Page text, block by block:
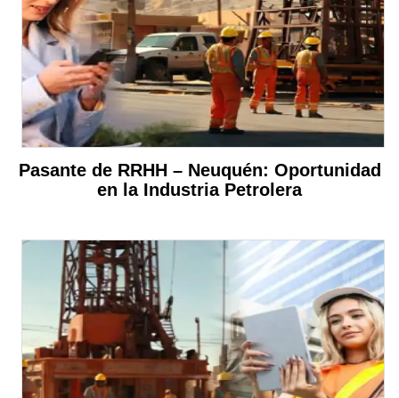
Pasante de RRHH – Neuquén: Oportunidad
en la Industria Petrolera